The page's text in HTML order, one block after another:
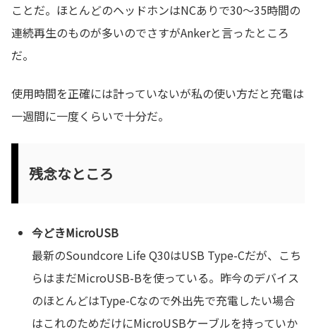
ことだ。ほとんどのヘッドホンはNCありで30〜35時間の
連続再生のものが多いのでさすがAnkerと言ったところ
だ。
使用時間を正確には計っていないが私の使い方だと充電は
一週間に一度くらいで十分だ。
残念なところ
今どきMicroUSB
最新のSoundcore Life Q30はUSB Type-Cだが、こち
らはまだMicroUSB-Bを使っている。昨今のデバイス
のほとんどはType-Cなので外出先で充電したい場合
はこれのためだけにMicroUSBケーブルを持っていか